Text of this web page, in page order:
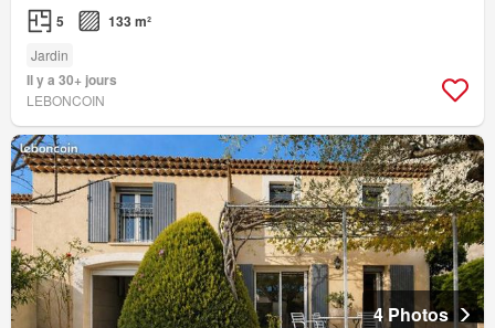
5 133 m²
Jardin
Il y a 30+ jours
LEBONCOIN
4 Photos